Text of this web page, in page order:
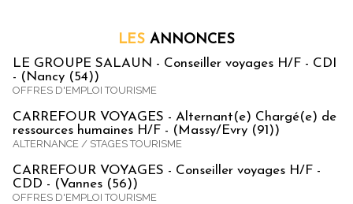
LES ANNONCES
LE GROUPE SALAUN - Conseiller voyages H/F - CDI
- (Nancy (54))
OFFRES D'EMPLOI TOURISME
CARREFOUR VOYAGES - Alternant(e) Chargé(e) de
ressources humaines H/F - (Massy/Evry (91))
ALTERNANCE / STAGES TOURISME
CARREFOUR VOYAGES - Conseiller voyages H/F -
CDD - (Vannes (56))
OFFRES D'EMPLOI TOURISME